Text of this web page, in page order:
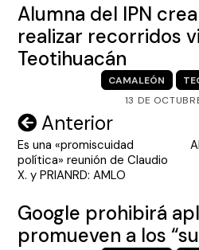
Alumna del IPN
realizar recorridos
Teotihuacán
CAMALEÓN
13 DE
Navegación
de
entradas
Anterior
Es una «promiscuidad
política» reunión de Claudio
X. y PRIANRD: AMLO
Google prohibirá
promueven a los